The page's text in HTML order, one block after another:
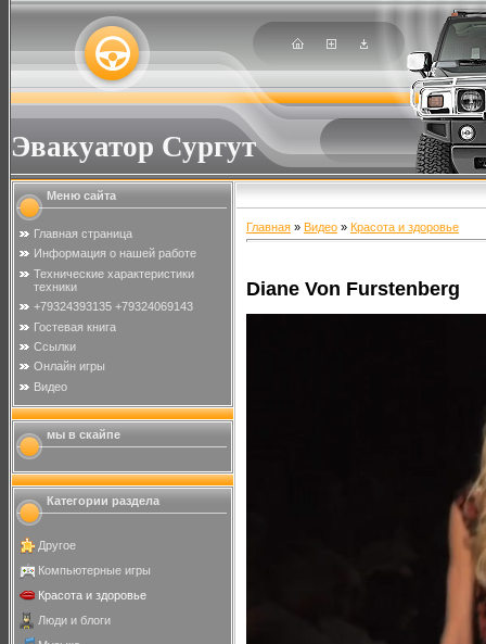
Эвакуатор Сургут
Меню сайта
Главная страница
Информация о нашей работе
Технические характеристики
техники
+79324393135 +79324069143
Гостевая книга
Ссылки
Онлайн игры
Видео
мы в скайпе
Категории раздела
Другое
Компьютерные игры
Красота и здоровье
Люди и блоги
Главная » Видео » Красота и здоровье
Diane Von Furstenberg